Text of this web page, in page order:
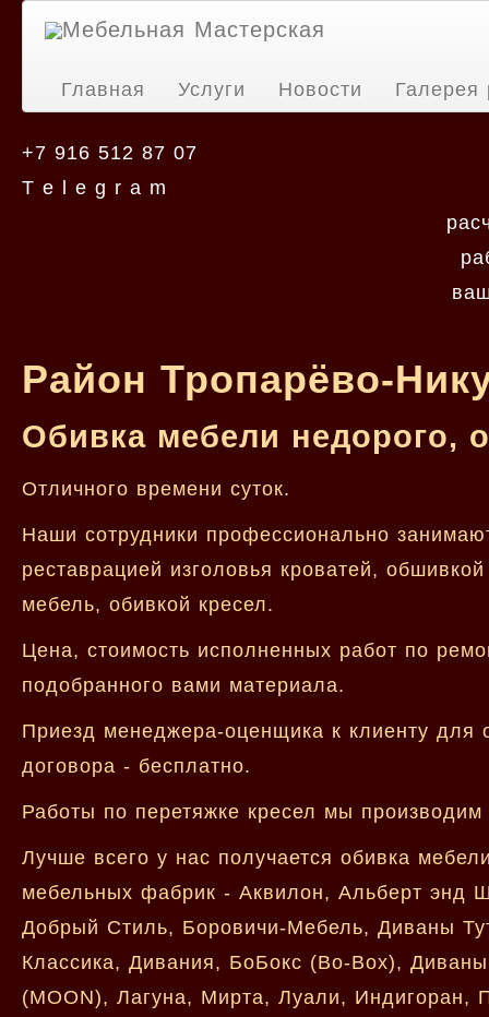
Мебельная Мастерская
Главная Услуги Новости Галерея
+7 916 512 87 07
T e l e g r a m
Район Тропарёво-
Обивка мебели недорого,
Отличного времени суток.
Наши сотрудники профессионально
реставрацией изголовья кроватей,
мебель, обивкой кресел.
Цена, стоимость исполненных работ по
подобранного вами материала.
Приезд менеджера-оценщика к клиенту для
договора - бесплатно.
Работы по перетяжке кресел мы
Лучше всего у нас получается обивка
мебельных фабрик - Аквилон, Альберт
Добрый Стиль, Боровичи-Мебель, Диваны
Классика, Дивания, БоБокс (Bo-Box),
(MOON), Лагуна, Мирта, Луали,